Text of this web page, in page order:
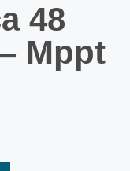
48
Mppt